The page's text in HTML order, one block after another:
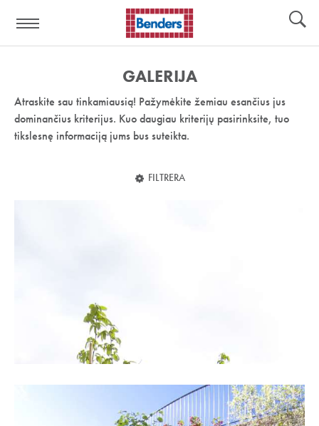
nuoroda:
GALERIJA
Atraskite sau tinkamiausią! Pažymėkite žemiau esančius jus
dominančius kriterijus. Kuo daugiau kriterijų pasirinksite, tuo
tikslesnę informaciją jums bus suteikta.
FILTRERA